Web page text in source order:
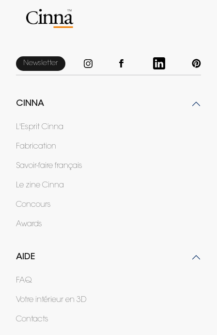
Newsletter
CINNA
L'Esprit Cinna
Fabrication
Savoir-faire français
Le zine Cinna
Concours
Awards
AIDE
FAQ
Votre intérieur en 3D
Contacts